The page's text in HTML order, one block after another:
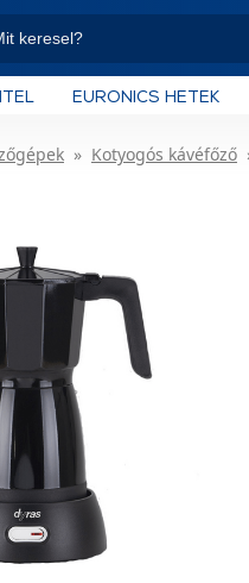
EURONICS HETEK
Kotyogós kávéfőző